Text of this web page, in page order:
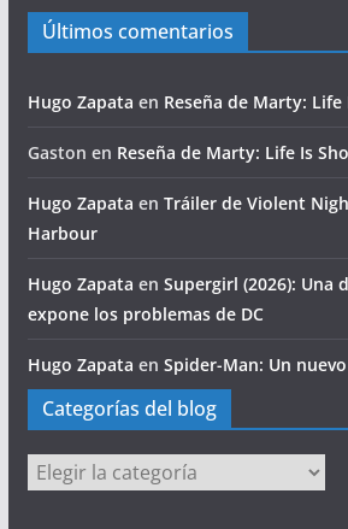
Últimos comentarios
Hugo Zapata en Reseña de Marty: Life
Gaston en Reseña de Marty: Life Is
Hugo Zapata en Tráiler de Violent
Harbour
Hugo Zapata en Supergirl (2026): Una
expone los problemas de DC
Hugo Zapata en Spider-Man: Un
Categorías del blog
Categorías
del